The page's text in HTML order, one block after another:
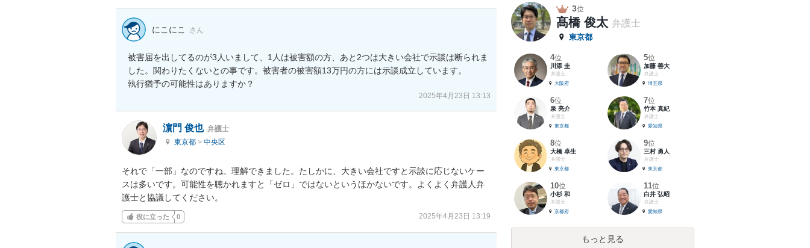
にこにこ さん
被害届を出してるのが3人いまして、1人は被害額の方、あと2つは大きい会社で示談は断られま
した。関わりたくないとの事です。被害者の被害額13万円の方には示談成立しています。
執行猶予の可能性はありますか？
2025年4月23日 13:13
濵門 俊也 弁護士
東京都 > 中央区
それで「一部」なのですね。理解できました。たしかに、大きい会社ですと示談に応じないケー
スは多いです。可能性を聴かれますと「ゼロ」ではないというほかないです。よくよく弁護人弁
護士と協議してください。
役に立った 0 2025年4月23日 13:19
3位
髙橋 俊太 弁護士
東京都
4位
川添 圭
弁護士
大阪府
5位
加藤 善大
弁護士
埼玉県
6位
泉 亮介
弁護士
東京都
7位
竹本 真紀
弁護士
愛知県
8位
大橋 卓生
弁護士
東京都
9位
三村 勇人
弁護士
東京都
10位
小杉 和
弁護士
京都府
11位
白井 弘昭
弁護士
愛知県
もっと見る